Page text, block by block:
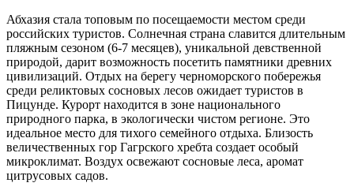
Абхазия стала топовым по посещаемости местом среди
российских туристов. Солнечная страна славится длительным
пляжным сезоном (6-7 месяцев), уникальной девственной
природой, дарит возможность посетить памятники древних
цивилизаций. Отдых на берегу черноморского побережья
среди реликтовых сосновых лесов ожидает туристов в
Пицунде. Курорт находится в зоне национального
природного парка, в экологически чистом регионе. Это
идеальное место для тихого семейного отдыха. Близость
величественных гор Гагрского хребта создает особый
микроклимат. Воздух освежают сосновые леса, аромат
цитрусовых садов.